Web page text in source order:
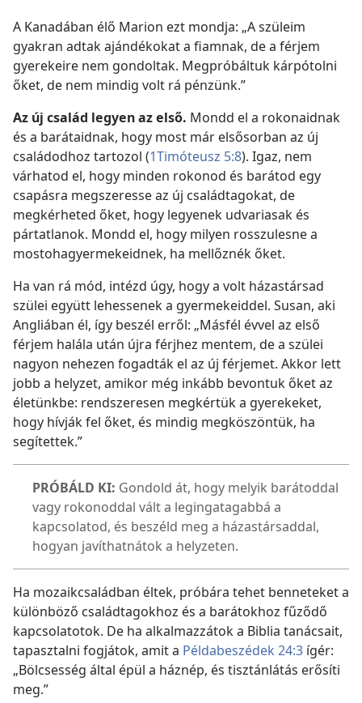
A Kanadában élő Marion ezt mondja: „A szüleim
gyakran adtak ajándékokat a fiamnak, de a férjem
gyerekeire nem gondoltak. Megpróbáltuk kárpótolni
őket, de nem mindig volt rá pénzünk.”
Az új család legyen az első. Mondd el a rokonaidnak
és a barátaidnak, hogy most már elsősorban az új
családodhoz tartozol (1Timóteusz 5:8). Igaz, nem
várhatod el, hogy minden rokonod és barátod egy
csapásra megszeresse az új családtagokat, de
megkérheted őket, hogy legyenek udvariasak és
pártatlanok. Mondd el, hogy milyen rosszulesne a
mostohagyermekeidnek, ha mellőznék őket.
Ha van rá mód, intézd úgy, hogy a volt házastársad
szülei együtt lehessenek a gyermekeiddel. Susan, aki
Angliában él, így beszél erről: „Másfél évvel az első
férjem halála után újra férjhez mentem, de a szülei
nagyon nehezen fogadták el az új férjemet. Akkor lett
jobb a helyzet, amikor még inkább bevontuk őket az
életünkbe: rendszeresen megkértük a gyerekeket,
hogy hívják fel őket, és mindig megköszöntük, ha
segítettek.”
PRÓBÁLD KI: Gondold át, hogy melyik barátoddal
vagy rokonoddal vált a legingatagabbá a
kapcsolatod, és beszéld meg a házastársaddal,
hogyan javíthatnátok a helyzeten.
Ha mozaikcsaládban éltek, próbára tehet benneteket a
különböző családtagokhoz és a barátokhoz fűződő
kapcsolatotok. De ha alkalmazzátok a Biblia tanácsait,
tapasztalni fogjátok, amit a Példabeszédek 24:3 ígér:
„Bölcsesség által épül a háznép, és tisztánlátás erősíti
meg.”